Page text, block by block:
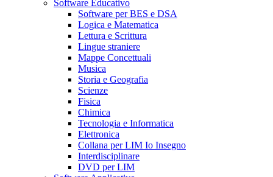
Software Educativo
Software per BES e DSA
Logica e Matematica
Lettura e Scrittura
Lingue straniere
Mappe Concettuali
Musica
Storia e Geografia
Scienze
Fisica
Chimica
Tecnologia e Informatica
Elettronica
Collana per LIM Io Insegno
Interdisciplinare
DVD per LIM